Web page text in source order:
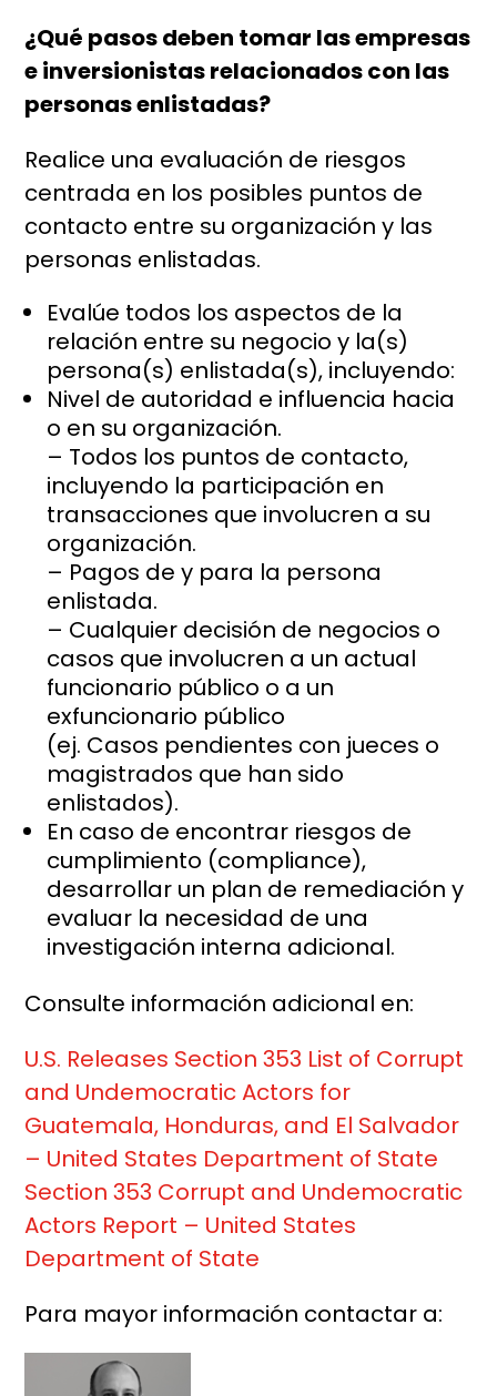
¿Qué pasos deben tomar las empresas
e inversionistas relacionados con las
personas enlistadas?
Realice una evaluación de riesgos
centrada en los posibles puntos de
contacto entre su organización y las
personas enlistadas.
Evalúe todos los aspectos de la
relación entre su negocio y la(s)
persona(s) enlistada(s), incluyendo:
Nivel de autoridad e influencia hacia
o en su organización.
– Todos los puntos de contacto,
incluyendo la participación en
transacciones que involucren a su
organización.
– Pagos de y para la persona
enlistada.
– Cualquier decisión de negocios o
casos que involucren a un actual
funcionario público o a un
exfuncionario público
(ej. Casos pendientes con jueces o
magistrados que han sido
enlistados).
En caso de encontrar riesgos de
cumplimiento (compliance),
desarrollar un plan de remediación y
evaluar la necesidad de una
investigación interna adicional.
Consulte información adicional en:
U.S. Releases Section 353 List of Corrupt
and Undemocratic Actors for
Guatemala, Honduras, and El Salvador
– United States Department of State
Section 353 Corrupt and Undemocratic
Actors Report – United States
Department of State
Para mayor información contactar a: